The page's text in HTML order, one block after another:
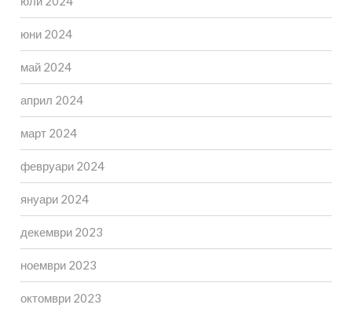
юни 2024
май 2024
април 2024
март 2024
февруари 2024
януари 2024
декември 2023
ноември 2023
октомври 2023